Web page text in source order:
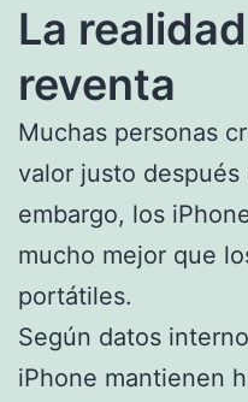
La
reventa
Muchas personas
valor justo después
embargo, los
mucho mejor que
portátiles.
Según datos
iPhone mantienen